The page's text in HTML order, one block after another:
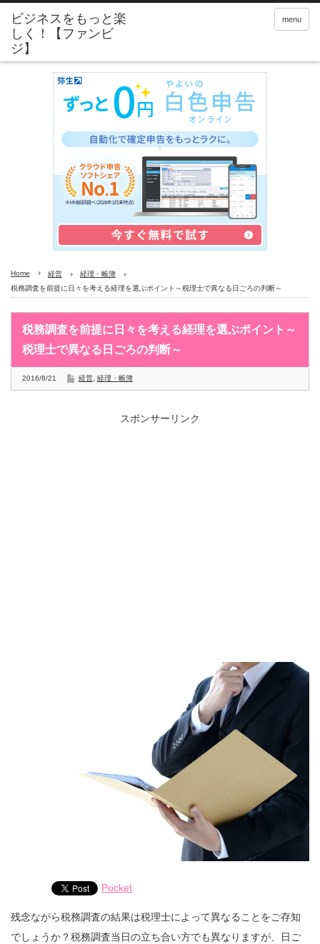
menu
Home 経営
経理・帳簿
税務調査を前提に日々を考える経理を選ぶポイント～税理士で異なる日ごろの判断～
税務調査を前提に日々を考える経理を選ぶポイント～
税理士で異なる日ごろの判断～
2016/8/21 経営 経理・帳簿
スポンサーリンク
Pocket
残念ながら税務調査の結果は税理士によって異なることをご存知
でしょうか？税務調査当日の立ち合い方でも異なりますが、日ご